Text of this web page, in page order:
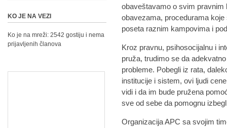
obaveštavamo o svim
obavezama, procedurama
poseta raznim kampovima i
Kroz pravnu, psihosocijalnu i
pruža, trudimo se da
probleme. Pobegli iz rata,
institucije i sistem, ovi ljudi
vidi i da im bude pružena
sve od sebe da pomognu
Organizacija APC sa svojim
KO JE NA VEZI
Ko je na mreži: 2542 gostiju i nema
prijavljenih članova